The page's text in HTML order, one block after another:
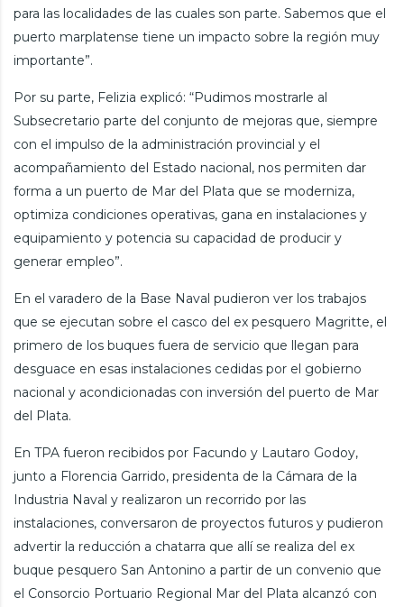
para las localidades de las cuales son parte. Sabemos que el
puerto marplatense tiene un impacto sobre la región muy
importante”.
Por su parte, Felizia explicó: “Pudimos mostrarle al
Subsecretario parte del conjunto de mejoras que, siempre
con el impulso de la administración provincial y el
acompañamiento del Estado nacional, nos permiten dar
forma a un puerto de Mar del Plata que se moderniza,
optimiza condiciones operativas, gana en instalaciones y
equipamiento y potencia su capacidad de producir y
generar empleo”.
En el varadero de la Base Naval pudieron ver los trabajos
que se ejecutan sobre el casco del ex pesquero Magritte, el
primero de los buques fuera de servicio que llegan para
desguace en esas instalaciones cedidas por el gobierno
nacional y acondicionadas con inversión del puerto de Mar
del Plata.
En TPA fueron recibidos por Facundo y Lautaro Godoy,
junto a Florencia Garrido, presidenta de la Cámara de la
Industria Naval y realizaron un recorrido por las
instalaciones, conversaron de proyectos futuros y pudieron
advertir la reducción a chatarra que allí se realiza del ex
buque pesquero San Antonino a partir de un convenio que
el Consorcio Portuario Regional Mar del Plata alcanzó con